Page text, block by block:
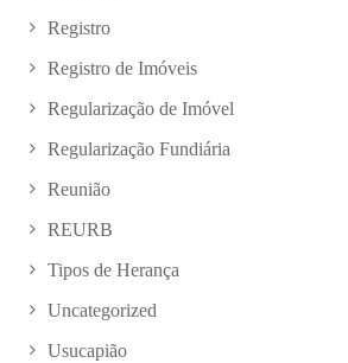
Registro
Registro de Imóveis
Regularização de Imóvel
Regularização Fundiária
Reunião
REURB
Tipos de Herança
Uncategorized
Usucapião